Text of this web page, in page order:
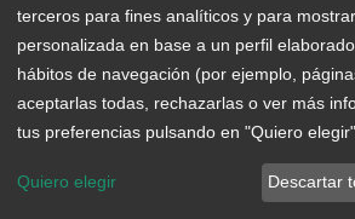
andadura: primero, como un
granelubicado en el corazón de
Tenerife y, poco después, como
con reparto disponible para todo
LESS es mucho más que eso.
reflexión sobre el consumo
terceros para fines analíticos y para
personalizada en base a un perfil
hábitos de navegación (por ejemplo,
aceptarlas todas, rechazarlas o ver más
tus preferencias pulsando en "Quiero elegir".
Quiero elegir Descartar